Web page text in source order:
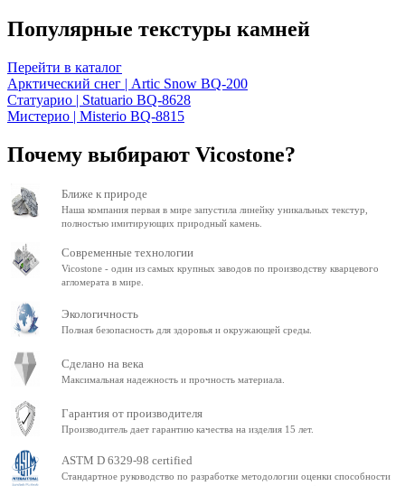
Популярные текстуры камней
Перейти в каталог
Арктический снег | Artic Snow BQ-200
Статуарио | Statuario BQ-8628
Мистерио | Misterio BQ-8815
Почему выбирают Vicostone?
Ближе к природе
Наша компания первая в мире запустила линейку уникальных текстур,
полностью имитирующих природный камень.
Современные технологии
Vicostone - один из самых крупных заводов по производству кварцевого
агломерата в мире.
Экологичность
Полная безопасность для здоровья и окружающей среды.
Сделано на века
Максимальная надежность и прочность материала.
Гарантия от производителя
Производитель дает гарантию качества на изделия 15 лет.
ASTM D 6329-98 certified
Стандартное руководство по разработке методологии оценки способности